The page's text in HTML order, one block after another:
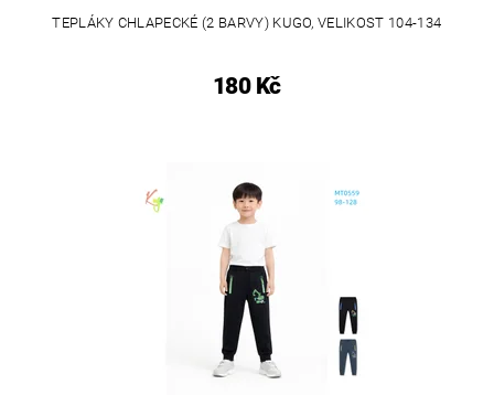
TEPLÁKY CHLAPECKÉ (2 BARVY) KUGO, VELIKOST 104-134
180 Kč